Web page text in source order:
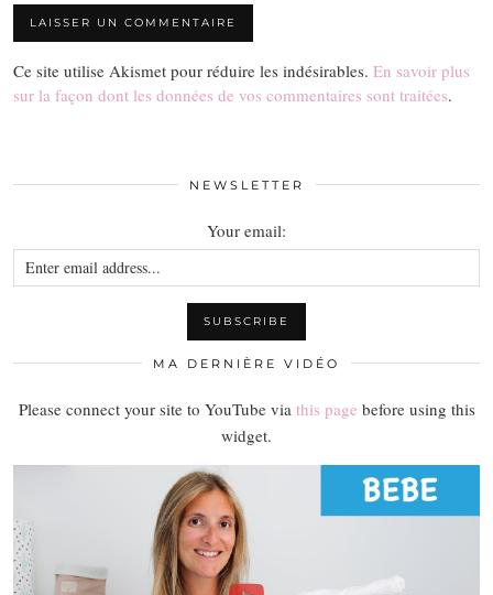
Ce site utilise Akismet pour réduire les indésirables. En savoir plus
sur la façon dont les données de vos commentaires sont traitées.
NEWSLETTER
Your email:
MA DERNIÈRE VIDÉO
Please connect your site to YouTube via this page before using this
widget.